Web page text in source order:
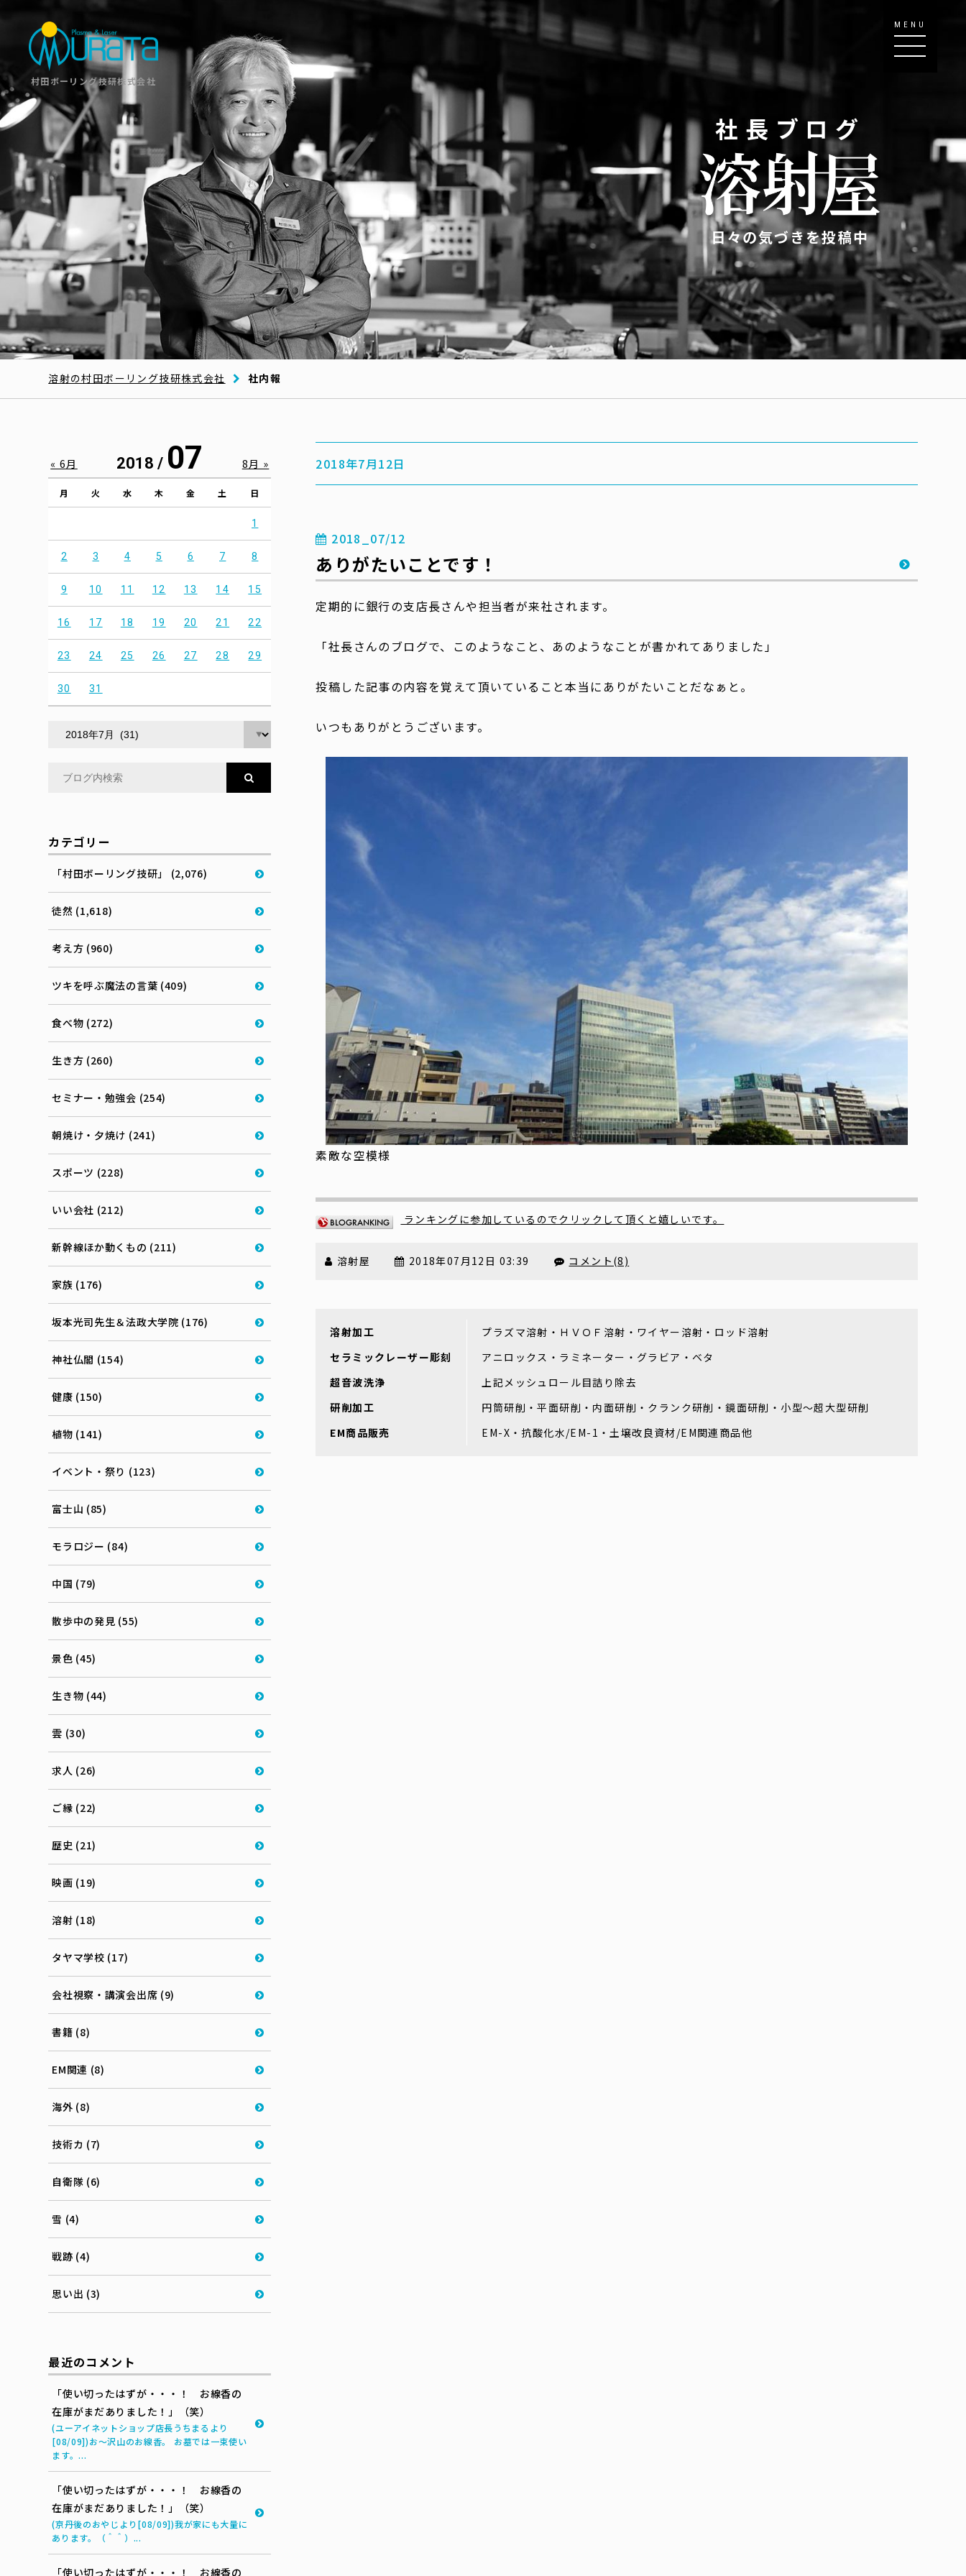
村田ボーリング技研株式会社
MENU
社長ブログ
日々の気づきを投稿中
溶射の村田ボーリング技研株式会社 社内報
2018年7月12日
2018_07/12
ありがたいことです！
定期的に銀行の支店長さんや担当者が来社されます。
「社長さんのブログで、このようなこと、あのようなことが書かれてありました」
投稿した記事の内容を覚えて頂いていること本当にありがたいことだなぁと。
いつもありがとうございます。
素敵な空模様
ランキングに参加しているのでクリックして頂くと嬉しいです。
溶射屋 2018年07月12日 03:39 コメント(8)
溶射加工
プラズマ溶射・ＨＶＯＦ溶射・ワイヤー溶射・ロッド溶射
セラミックレーザー彫刻
アニロックス・ラミネーター・グラビア・ベタ
超音波洗浄
上記メッシュロール目詰り除去
研削加工
円筒研削・平面研削・内面研削・クランク研削・鏡面研削・小型～超大型研削
EM商品販売
EM-X・抗酸化水/EM-1・土壌改良資材/EM関連商品他
2018 / 07
月 火 水 木 金 土 日
1
2 3 4 5 6 7 8
9 10 11 12 13 14 15
16 17 18 19 20 21 22
23 24 25 26 27 28 29
30 31
« 6月 8月 »
カテゴリー
「村田ボーリング技研」 (2,076)
徒然 (1,618)
考え方 (960)
ツキを呼ぶ魔法の言葉 (409)
食べ物 (272)
生き方 (260)
セミナー・勉強会 (254)
朝焼け・夕焼け (241)
スポーツ (228)
いい会社 (212)
新幹線ほか動くもの (211)
家族 (176)
坂本光司先生＆法政大学院 (176)
神社仏閣 (154)
健康 (150)
植物 (141)
イベント・祭り (123)
富士山 (85)
モラロジー (84)
中国 (79)
散歩中の発見 (55)
景色 (45)
生き物 (44)
雲 (30)
求人 (26)
ご縁 (22)
歴史 (21)
映画 (19)
溶射 (18)
タヤマ学校 (17)
会社視察・講演会出席 (9)
書籍 (8)
EM関連 (8)
海外 (8)
技術カ (7)
自衛隊 (6)
雪 (4)
戦跡 (4)
思い出 (3)
最近のコメント
「使い切ったはずが・・・！ お線香の
在庫がまだありました！」（笑）
(ユーアイネットショップ店長うちまるより
[08/09])お～沢山のお線香。 お墓では一束使い
ます。...
「使い切ったはずが・・・！ お線香の
在庫がまだありました！」（笑）
(京丹後のおやじより[08/09])我が家にも大量に
あります。（＾＾）...
「使い切ったはずが・・・！ お線香の